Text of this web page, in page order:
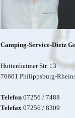
Camping-Service-Dietz
Huttenheimer Str. 13
76661 Philippsburg-
Telefon 07256 / 7488
Telefax 07256 / 8309